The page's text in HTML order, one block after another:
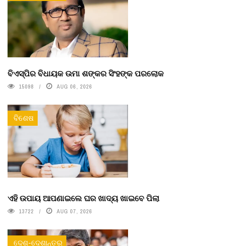
ବିଏସ୍‌ପିର ବିଧାୟକ ଉମା ଶଙ୍କର ସିଂହଙ୍କ ପରଲୋକ
15098 AUG 06, 2026
ବିଶେଷ
ଏହି ଉପାୟ ଆପଣାଇଲେ ଘର ଖାଦ୍ୟ ଖାଇବେ ପିଲା
13722 AUG 07, 2026
ଦେଶ-ଦେଶାନ୍ତର